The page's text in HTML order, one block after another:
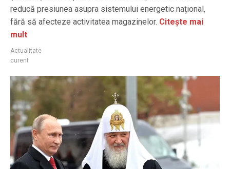
reducă presiunea asupra sistemului energetic național,
fără să afecteze activitatea magazinelor. Citește mai
mult
Actualitate
curent